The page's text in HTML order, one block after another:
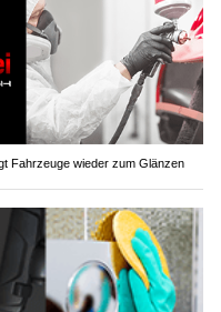
Fahrzeuge wieder zum Glänzen